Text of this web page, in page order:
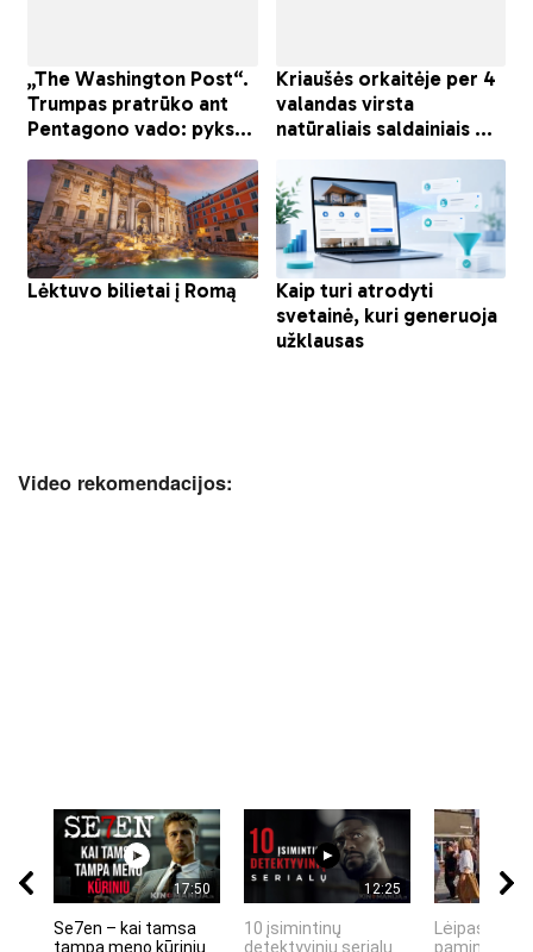
Video rekomendacijos:
17:50
Se7en – kai tamsa
tampa meno kūriniu
12:25
10 įsimintinų
detektyvinių serialų
Lėipas 13
paminiejuom